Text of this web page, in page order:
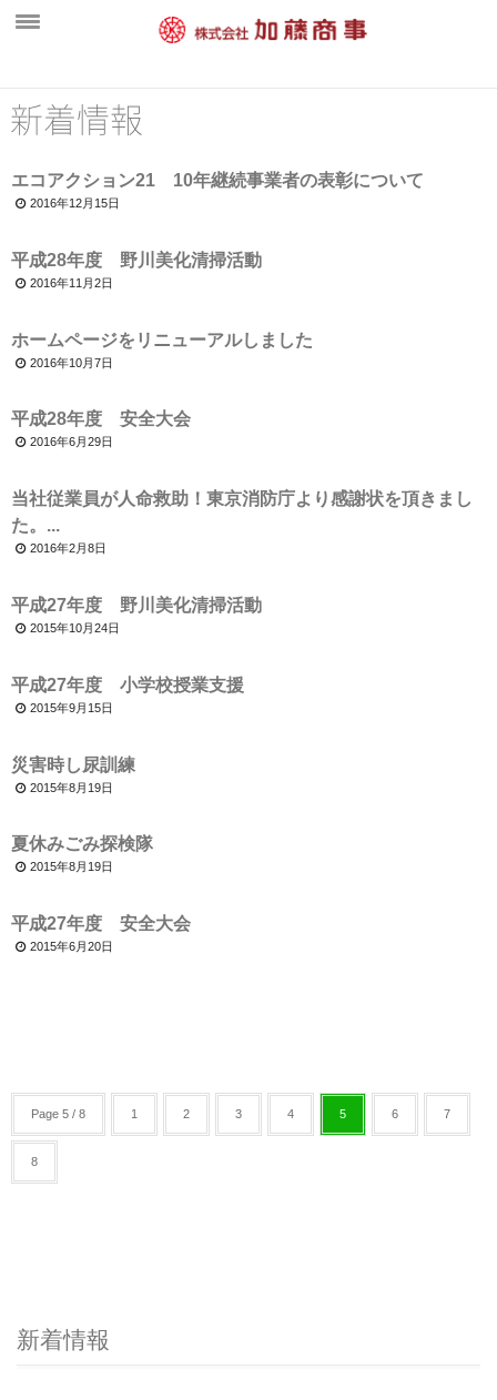
新着情報
会社概要
営業案内
水処理施設・維持管理部門
環境活動
新着情報
エコアクション21 10年継続事業者の表彰について
2016年12月15日
平成28年度 野川美化清掃活動
2016年11月2日
ホームページをリニューアルしました
2016年10月7日
平成28年度 安全大会
2016年6月29日
当社従業員が人命救助！東京消防庁より感謝状を頂きまし
た。...
2016年2月8日
平成27年度 野川美化清掃活動
2015年10月24日
平成27年度 小学校授業支援
2015年9月15日
災害時し尿訓練
2015年8月19日
夏休みごみ探検隊
2015年8月19日
平成27年度 安全大会
2015年6月20日
Page 5 / 8 1 2 3 4 5 6 7
8
新着情報